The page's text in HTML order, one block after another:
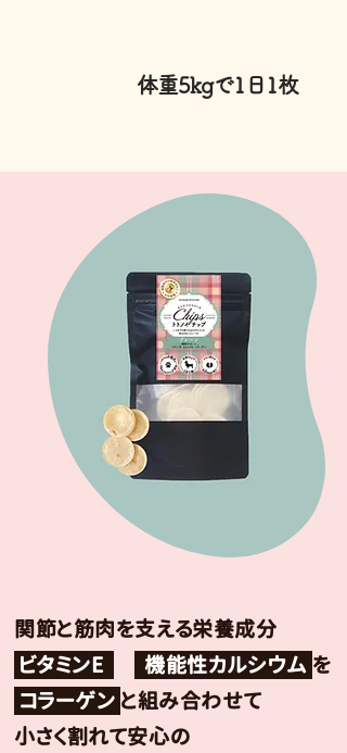
体重5kgで1日1枚
関節と筋肉を支える栄養成分
ビタミンE
機能性カルシウム を
コラーゲン と組み合わせて
小さく割れて安心の